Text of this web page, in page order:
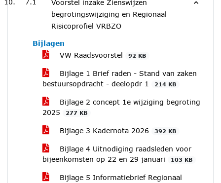
7.1
Voorstel inzake Zienswijzen
begrotingswijziging en Regionaal
Risicoprofiel VRBZO
Bijlagen
VW Raadsvoorstel
92 KB
Bijlage 1 Brief raden - Stand van zaken
bestuursopdracht - deelopdr 1
214 KB
Bijlage 2 concept 1e wijziging begroting
2025
277 KB
Bijlage 3 Kadernota 2026 392 KB
Bijlage 4 Uitnodiging raadsleden voor
bijeenkomsten op 22 en 29 januari
103 KB
Bijlage 5 Informatiebrief Regionaal